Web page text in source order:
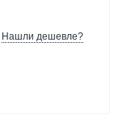
Нашли дешевле?